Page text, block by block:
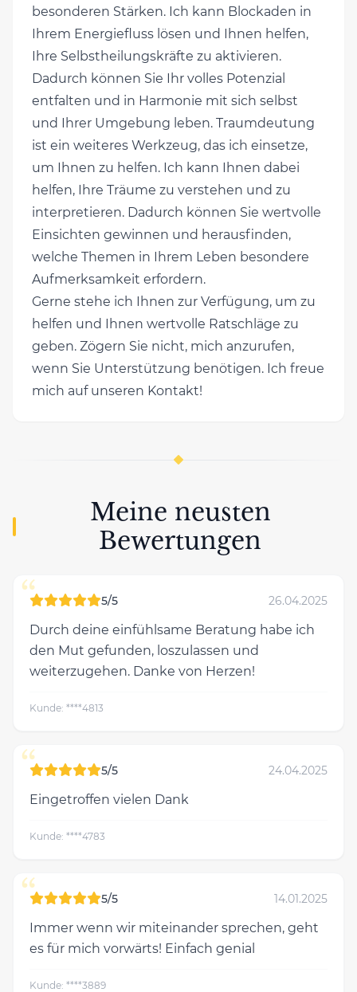
besonderen Stärken. Ich kann Blockaden in
Ihrem Energiefluss lösen und Ihnen helfen,
Ihre Selbstheilungskräfte zu aktivieren.
Dadurch können Sie Ihr volles Potenzial
entfalten und in Harmonie mit sich selbst
und Ihrer Umgebung leben. Traumdeutung
ist ein weiteres Werkzeug, das ich einsetze,
um Ihnen zu helfen. Ich kann Ihnen dabei
helfen, Ihre Träume zu verstehen und zu
interpretieren. Dadurch können Sie wertvolle
Einsichten gewinnen und herausfinden,
welche Themen in Ihrem Leben besondere
Aufmerksamkeit erfordern.
Gerne stehe ich Ihnen zur Verfügung, um zu
helfen und Ihnen wertvolle Ratschläge zu
geben. Zögern Sie nicht, mich anzurufen,
wenn Sie Unterstützung benötigen. Ich freue
mich auf unseren Kontakt!
Meine neusten
Bewertungen
“ 5/5 26.04.2025
Durch deine einfühlsame Beratung habe ich
den Mut gefunden, loszulassen und
weiterzugehen. Danke von Herzen!
Kunde: ****4813
“ 5/5 24.04.2025
Eingetroffen vielen Dank
Kunde: ****4783
“ 5/5 14.01.2025
Immer wenn wir miteinander sprechen, geht
es für mich vorwärts! Einfach genial
Kunde: ****3889